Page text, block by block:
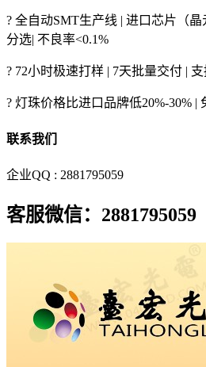
? 全自动SMT生产线 | 进口芯片（
分选| 不良率<0.1%
? 72小时极速打样 | 7天批量交付 |
? 灯珠价格比进口品牌低20%-30% |
联系我们
企业QQ : 2881795059
客服微信：2881795059